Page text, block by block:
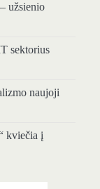
užsienio
sektorius
naujoji
kviečia į